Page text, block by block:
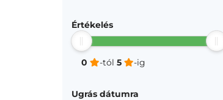
Értékelés
0 -tól 5 -ig
Ugrás dátumra